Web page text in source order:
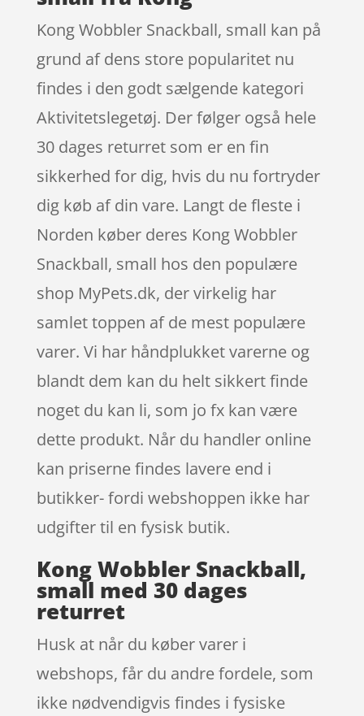
Kong Wobbler Snackball, small kan på
grund af dens store popularitet nu
findes i den godt sælgende kategori
Aktivitetslegetøj. Der følger også hele
30 dages returret som er en fin
sikkerhed for dig, hvis du nu fortryder
dig køb af din vare. Langt de fleste i
Norden køber deres Kong Wobbler
Snackball, small hos den populære
shop MyPets.dk, der virkelig har
samlet toppen af de mest populære
varer. Vi har håndplukket varerne og
blandt dem kan du helt sikkert finde
noget du kan li, som jo fx kan være
dette produkt. Når du handler online
kan priserne findes lavere end i
butikker- fordi webshoppen ikke har
udgifter til en fysisk butik.
Kong Wobbler Snackball,
small med 30 dages
returret
Husk at når du køber varer i
webshops, får du andre fordele, som
ikke nødvendigvis findes i fysiske